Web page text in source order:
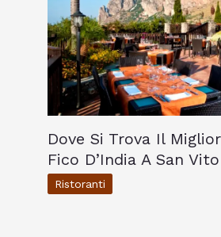
Dove Si Trova Il
Fico D’India A San
Ristoranti